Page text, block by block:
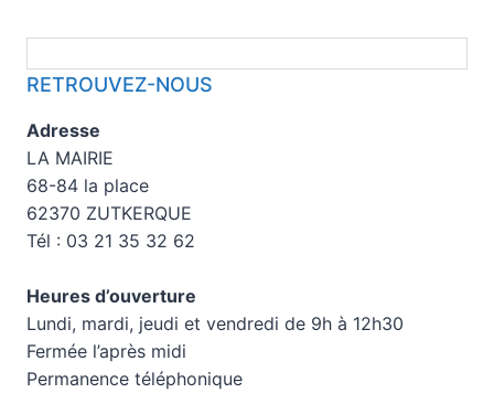
RETROUVEZ-NOUS
Adresse
LA MAIRIE
68-84 la place
62370 ZUTKERQUE
Tél : 03 21 35 32 62
Heures d’ouverture
Lundi, mardi, jeudi et vendredi de 9h à 12h30
Fermée l’après midi
Permanence téléphonique